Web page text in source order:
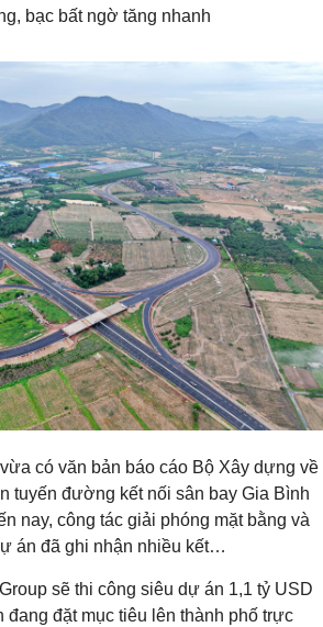
bạc bất ngờ tăng nhanh
có văn bản báo cáo Bộ Xây dựng về
tuyến đường kết nối sân bay Gia Bình
nay, công tác giải phóng mặt bằng và
án đã ghi nhận nhiều kết…
sẽ thi công siêu dự án 1,1 tỷ USD
đang đặt mục tiêu lên thành phố trực